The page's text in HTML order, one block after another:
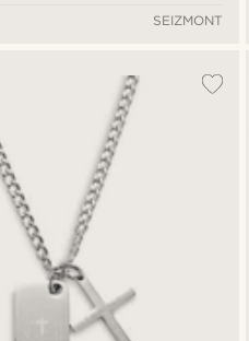
SEIZMONT